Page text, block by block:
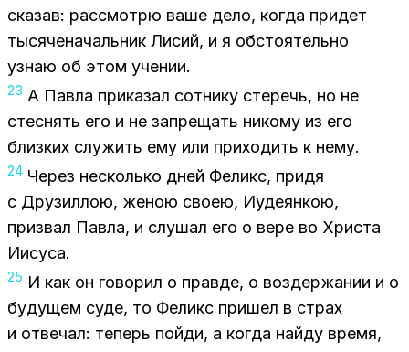
ска­зав: рас­смот­рю ваше дело, ко­гда при­дет
ты­ся­че­на­чаль­ник Ли­сий, и я об­сто­я­тель­но
узнаю об этом уче­нии.
23 А Пав­ла при­ка­зал сот­ни­ку сте­речь, но не
стес­нять его и не за­пре­щать ни­ко­му из его
близ­ких слу­жить ему или при­хо­дить к нему.
24 Че­рез несколь­ко дней Фе­ликс, при­дя
с Дру­зил­лою, же­ною сво­ею, Иуде­ян­кою,
при­звал Пав­ла, и слу­шал его о вере во Хри­ста
Иису­са.
25 И как он го­во­рил о прав­де, о воз­дер­жа­нии и о
бу­ду­щем суде, то Фе­ликс при­шел в страх
и от­ве­чал: те­перь пой­ди, а ко­гда най­ду вре­мя,